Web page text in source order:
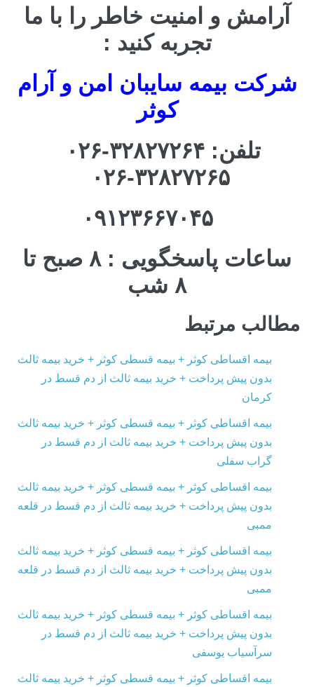
آرامش و امنیت خاطر را با ما
تجربه کنید :
شرکت بیمه سایبان امن و آرام
کوثر
۳۲۸۲۷۲۶۵-۰۲۶
ساعات پاسخگویی : ۸ صبح تا
۸ شب
مطالب مرتبط
بیمه اقساطی کوثر + بیمه قسطی کوثر + خرید بیمه ثالث
بدون پیش پرداخت + خرید بیمه ثالث از دم قسط در
کرمان
بیمه اقساطی کوثر + بیمه قسطی کوثر + خرید بیمه ثالث
بدون پیش پرداخت + خرید بیمه ثالث از دم قسط در
گراب سفلی
بیمه اقساطی کوثر + بیمه قسطی کوثر + خرید بیمه ثالث
بدون پیش پرداخت + خرید بیمه ثالث از دم قسط در قلعه
ممبی
بیمه اقساطی کوثر + بیمه قسطی کوثر + خرید بیمه ثالث
بدون پیش پرداخت + خرید بیمه ثالث از دم قسط در قلعه
ممبی
بیمه اقساطی کوثر + بیمه قسطی کوثر + خرید بیمه ثالث
بدون پیش پرداخت + خرید بیمه ثالث از دم قسط در
سرآسیاب یوسفی
بیمه اقساطی کوثر + بیمه قسطی کوثر + خرید بیمه ثالث